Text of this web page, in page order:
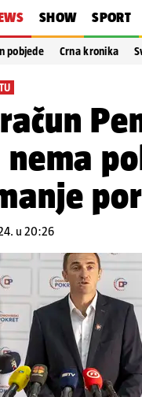
SHOW SPORT
pobjede Crna kronika
nema
u 20:26